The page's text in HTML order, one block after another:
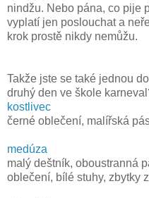
nindžu. Nebo pána, co pije
vyplatí jen poslouchat a
krok prostě nikdy nemůžu.
Takže jste se také jednou
druhý den ve škole
kostlivec
černé oblečení, malířská
medúza
malý deštník, oboustranná
oblečení, bílé stuhy, zbytky